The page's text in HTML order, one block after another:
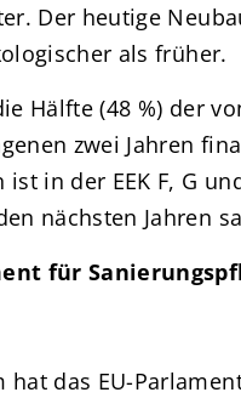
Der heutige
als früher.
Hälfte (48 %) der
zwei Jahren
in der EEK F, G
nächsten Jahren
für
hat das EU-